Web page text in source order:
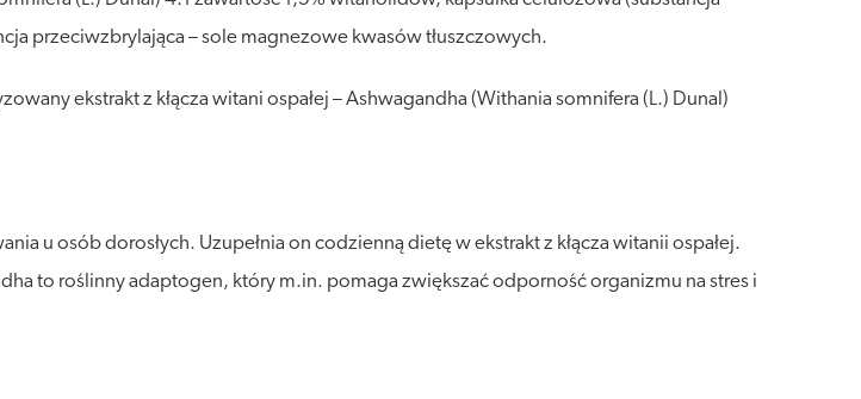
przeciwzbrylająca – sole magnezowe kwasów tłuszczowych.
ekstrakt z kłącza witani ospałej – Ashwagandha (Withania somnifera (L.) Dunal)
u osób dorosłych. Uzupełnia on codzienną dietę w ekstrakt z kłącza witanii ospałej.
to roślinny adaptogen, który m.in. pomaga zwiększać odporność organizmu na stres i